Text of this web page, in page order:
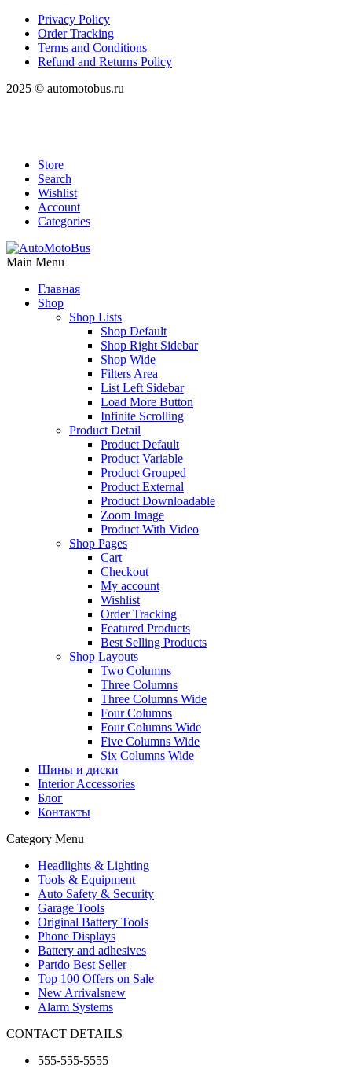
Privacy Policy
Order Tracking
Terms and Conditions
Refund and Returns Policy
2025 © automotobus.ru
Store
Search
Wishlist
Account
Categories
Main Menu
Главная
Shop
Shop Lists
Shop Default
Shop Right Sidebar
Shop Wide
Filters Area
List Left Sidebar
Load More Button
Infinite Scrolling
Product Detail
Product Default
Product Variable
Product Grouped
Product External
Product Downloadable
Zoom Image
Product With Video
Shop Pages
Cart
Checkout
My account
Wishlist
Order Tracking
Featured Products
Best Selling Products
Shop Layouts
Two Columns
Three Columns
Three Columns Wide
Four Columns
Four Columns Wide
Five Columns Wide
Six Columns Wide
Шины и диски
Interior Accessories
Блог
Контакты
Category Menu
Headlights & Lighting
Tools & Equipment
Auto Safety & Security
Garage Tools
Original Battery Tools
Phone Displays
Battery and adhesives
Partdo Best Seller
Top 100 Offers on Sale
New Arrivalsnew
Alarm Systems
CONTACT DETAILS
555-555-5555